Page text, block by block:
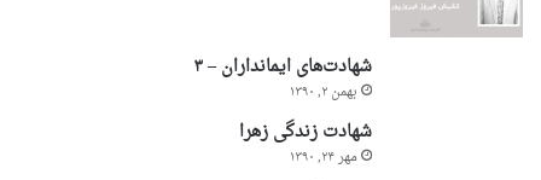
شهادت‌های ایمانداران – ۳
بهمن ۲, ۱۳۹۰
شهادت زندگی زهرا
مهر ۲۴, ۱۳۹۰